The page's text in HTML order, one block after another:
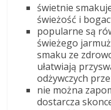
świetnie
świeżość i
popularne są
świeżego
smaku ze
ułatwiają
odżywczych
nie można
dostarcza